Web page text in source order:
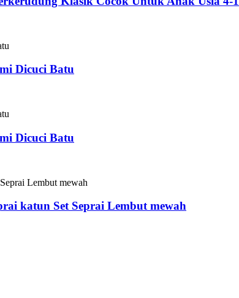
Dicuci Batu
Dicuci Batu
katun Set Seprai Lembut mewah